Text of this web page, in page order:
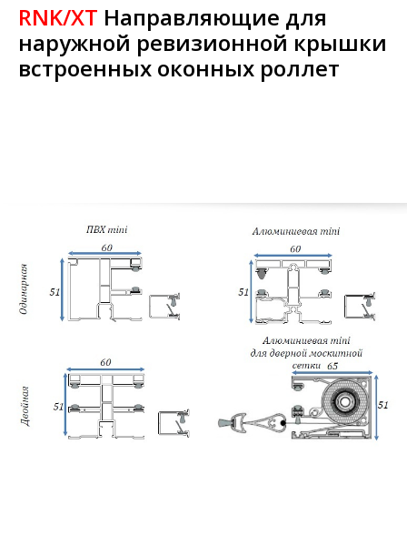
RNK/XT Направляющие для
наружной ревизионной крышки
встроенных оконных роллет